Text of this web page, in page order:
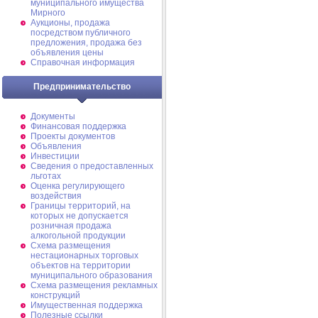
муниципального имущества
Мирного
Аукционы, продажа
посредством публичного
предложения, продажа без
объявления цены
Справочная информация
Предпринимательство
Документы
Финансовая поддержка
Проекты документов
Объявления
Инвестиции
Сведения о предоставленных
льготах
Оценка регулирующего
воздействия
Границы территорий, на
которых не допускается
розничная продажа
алкогольной продукции
Схема размещения
нестационарных торговых
объектов на территории
муниципального образования
Схема размещения рекламных
конструкций
Имущественная поддержка
Полезные ссылки